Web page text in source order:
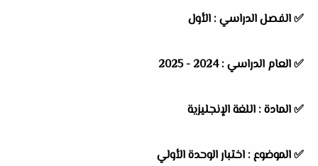
✅الفصل الدراسي : الأول
✅العام الدراسي :2024 - 2025
✅المادة : اللغة الإنجليزية
✅الموضوع : اختبار الوحدة الأولي